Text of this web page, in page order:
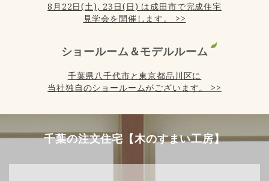
8月22日(土), 23日(日) は成田市で完成住宅
見学会を開催します。 >>
ショールーム＆モデルルーム
千葉県八千代市と東京都品川区に
当社独自のショールームがございます。 >>
千葉の注文住宅【木のすまい工房】